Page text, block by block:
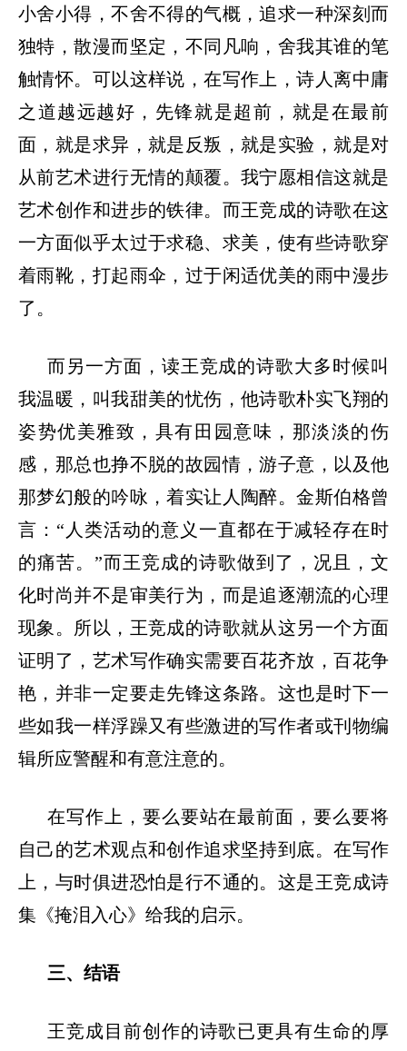
小舍小得，不舍不得的气概，追求一种深刻而
独特，散漫而坚定，不同凡响，舍我其谁的笔
触情怀。可以这样说，在写作上，诗人离中庸
之道越远越好，先锋就是超前，就是在最前
面，就是求异，就是反叛，就是实验，就是对
从前艺术进行无情的颠覆。我宁愿相信这就是
艺术创作和进步的铁律。而王竞成的诗歌在这
一方面似乎太过于求稳、求美，使有些诗歌穿
着雨靴，打起雨伞，过于闲适优美的雨中漫步
了。
而另一方面，读王竞成的诗歌大多时候叫
我温暖，叫我甜美的忧伤，他诗歌朴实飞翔的
姿势优美雅致，具有田园意味，那淡淡的伤
感，那总也挣不脱的故园情，游子意，以及他
那梦幻般的吟咏，着实让人陶醉。金斯伯格曾
言： “人类活动的意义一直都在于减轻存在时
的痛苦。”而王竞成的诗歌做到了，况且，文
化时尚并不是审美行为，而是追逐潮流的心理
现象。所以，王竞成的诗歌就从这另一个方面
证明了，艺术写作确实需要百花齐放，百花争
艳，并非一定要走先锋这条路。这也是时下一
些如我一样浮躁又有些激进的写作者或刊物编
辑所应警醒和有意注意的。
在写作上，要么要站在最前面，要么要将
自己的艺术观点和创作追求坚持到底。在写作
上，与时俱进恐怕是行不通的。这是王竞成诗
集《掩泪入心》给我的启示。
三、 结语
王竞成目前创作的诗歌已更具有生命的厚